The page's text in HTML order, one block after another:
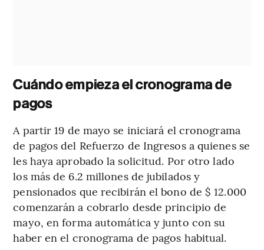
Cuándo empieza el cronograma de
pagos
A partir 19 de mayo se iniciará el cronograma
de pagos del Refuerzo de Ingresos a quienes se
les haya aprobado la solicitud. Por otro lado
los más de 6.2 millones de jubilados y
pensionados que recibirán el bono de $ 12.000
comenzarán a cobrarlo desde principio de
mayo, en forma automática y junto con su
haber en el cronograma de pagos habitual.